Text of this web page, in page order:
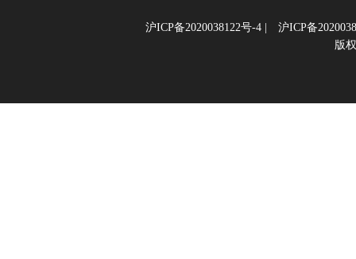
沪ICP备2020038122号-4| 沪ICP备
版